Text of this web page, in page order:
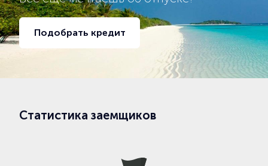
Подобрать кредит
Статистика заемщиков